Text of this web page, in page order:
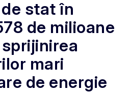
stat în
de milioane
mari
de energie